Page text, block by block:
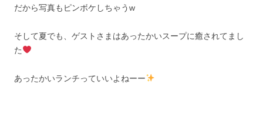
だから写真もピンボケしちゃうw
そして夏でも、ゲストさまはあったかいスープに癒されてまし
た
あったかいランチっていいよねーー